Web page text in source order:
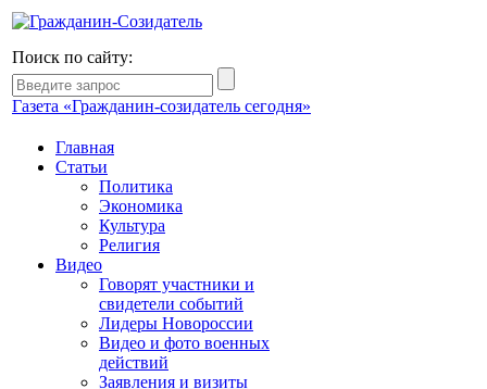
Поиск по сайту:
Газета «Гражданин-созидатель сегодня»
Главная
Статьи
Политика
Экономика
Культура
Религия
Видео
Говорят участники и
свидетели событий
Лидеры Новороссии
Видео и фото военных
действий
Заявления и визиты